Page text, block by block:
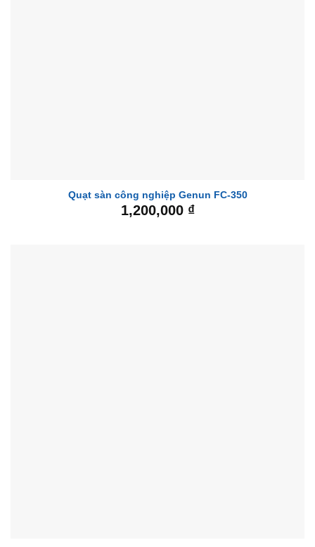
Quạt sàn công nghiệp Genun FC-350
1,200,000 ₫